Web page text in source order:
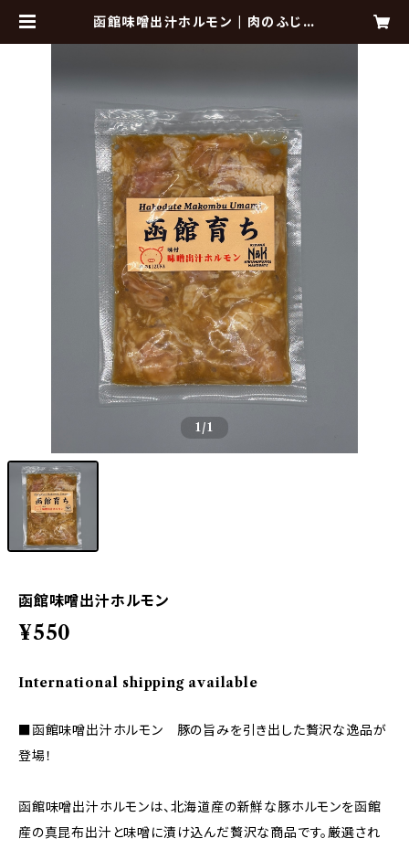
函館味噌出汁ホルモン | 肉のふじた
1/1
函館味噌出汁ホルモン
¥550
International shipping available
■函館味噌出汁ホルモン 豚の旨みを引き出した贅沢な逸品が
登場！
函館味噌出汁ホルモンは、北海道産の新鮮な豚ホルモンを函館
産の真昆布出汁と味噌に漬け込んだ贅沢な商品です。厳選され